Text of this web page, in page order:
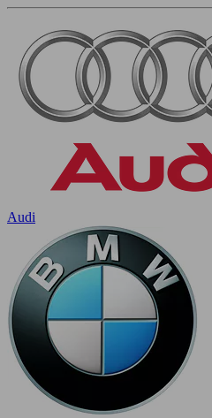
Audi